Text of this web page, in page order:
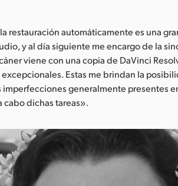
restauración automáticamente es una
y al día siguiente me encargo de la
viene con una copia de DaVinci
Estas me brindan la
imperfecciones generalmente presentes
cabo dichas tareas».